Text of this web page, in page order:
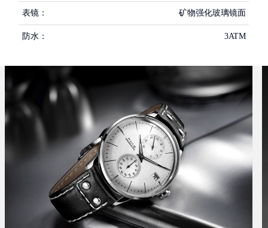
表镜： 矿物强化玻璃镜面
防水： 3ATM